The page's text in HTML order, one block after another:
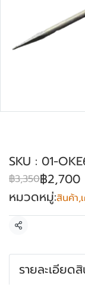
SKU : 01-
฿3,350฿2,700
หมวดหมู่:สินค้า,
แชร์
รายละเอียด